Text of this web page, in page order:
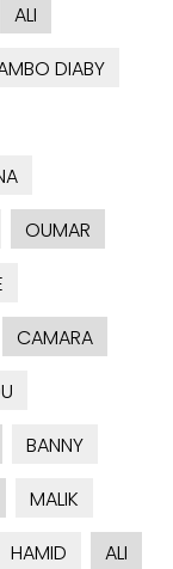
ALI
DIABY
OUMAR
CAMARA
BANNY
MALIK
HAMID
ALI